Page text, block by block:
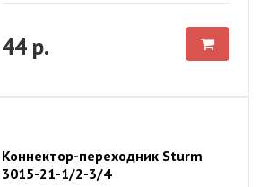
44 р.
Коннектор-переходник Sturm
3015-21-1/2-3/4